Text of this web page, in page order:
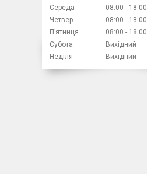
Середа
08:00
18:00
Четвер
08:00
18:00
Пʼятниця
08:00
18:00
Субота
Вихідний
Неділя
Вихідний